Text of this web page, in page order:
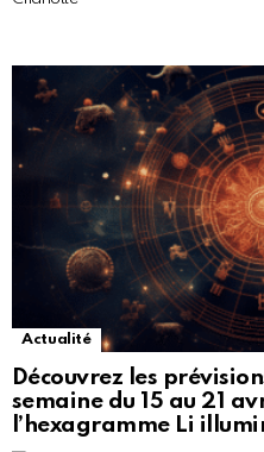
Actualité
Découvrez les
semaine du 15 au 21
l’hexagramme Li